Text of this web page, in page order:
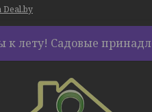
к лету! Садовые